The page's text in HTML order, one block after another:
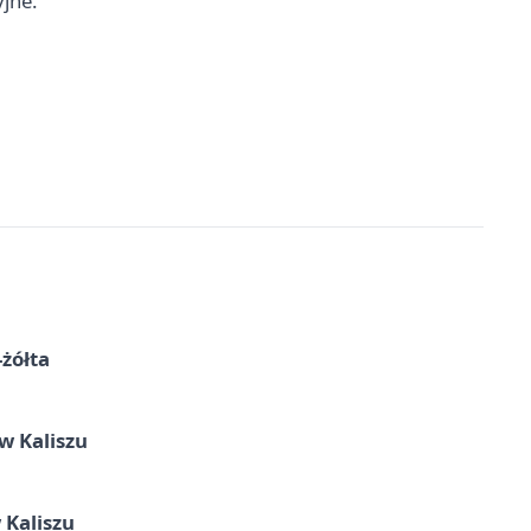
Kaliszu